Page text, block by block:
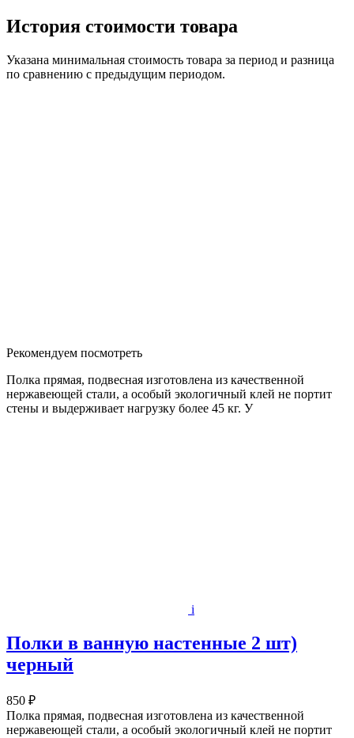
История стоимости товара
Указана минимальная стоимость товара за период и разница
по сравнению с предыдущим периодом.
Рекомендуем посмотреть
Полка прямая, подвесная изготовлена из качественной
нержавеющей стали, а особый экологичный клей не портит
стены и выдерживает нагрузку более 45 кг. У
i
Полки в ванную настенные 2 шт)
черный
850 ₽
Полка прямая, подвесная изготовлена из качественной
нержавеющей стали, а особый экологичный клей не портит